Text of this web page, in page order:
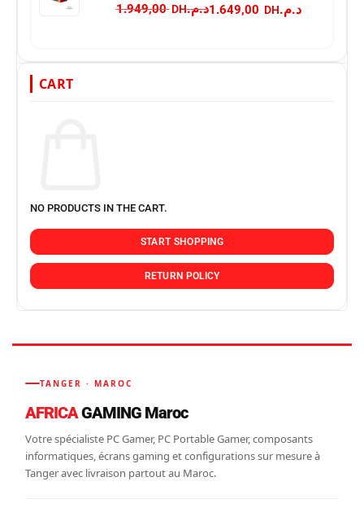
د.م. 1.949,00 د.م.
CART
NO PRODUCTS IN THE CART.
START SHOPPING
RETURN POLICY
TANGER · MAROC
AFRICAGAMING Maroc
Votre spécialiste PC Gamer, PC Portable Gamer, composants
informatiques, écrans gaming et configurations sur mesure à
Tanger avec livraison partout au Maroc.